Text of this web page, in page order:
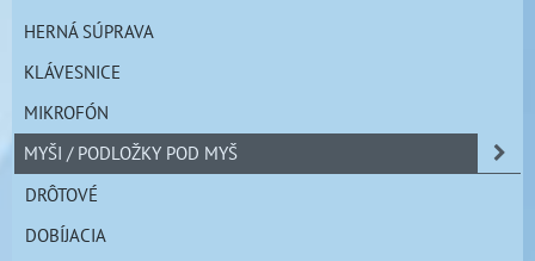
HERNÁ SÚPRAVA
KLÁVESNICE
MIKROFÓN
MYŠI / PODLOŽKY POD MYŠ
DRÔTOVÉ
DOBÍJACIA